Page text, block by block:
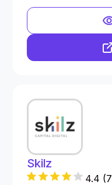
Skilz
4.4 (7